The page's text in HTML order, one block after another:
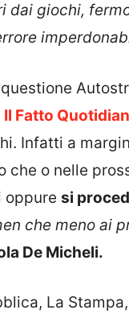
dai giochi,
Il Fatto
Infatti a
che o nelle
oppure si
che meno ai
De Micheli.
La